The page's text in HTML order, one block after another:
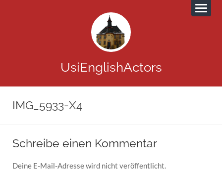
UsiEnglishActors
IMG_5933-X4
Schreibe einen Kommentar
Deine E-Mail-Adresse wird nicht veröffentlicht.